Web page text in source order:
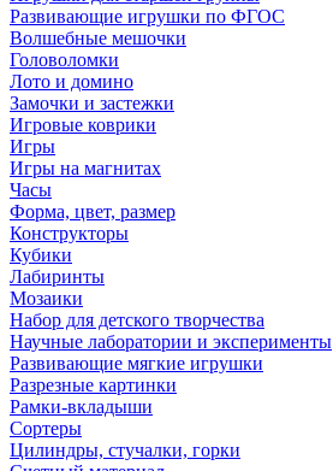
Развивающие игрушки по ФГОС
Волшебные мешочки
Головоломки
Лото и домино
Замочки и застежки
Игровые коврики
Игры
Игры на магнитах
Часы
Форма, цвет, размер
Конструкторы
Кубики
Лабиринты
Мозаики
Набор для детского творчества
Научные лаборатории и эксперименты
Развивающие мягкие игрушки
Разрезные картинки
Рамки-вкладыши
Сортеры
Цилиндры, стучалки, горки